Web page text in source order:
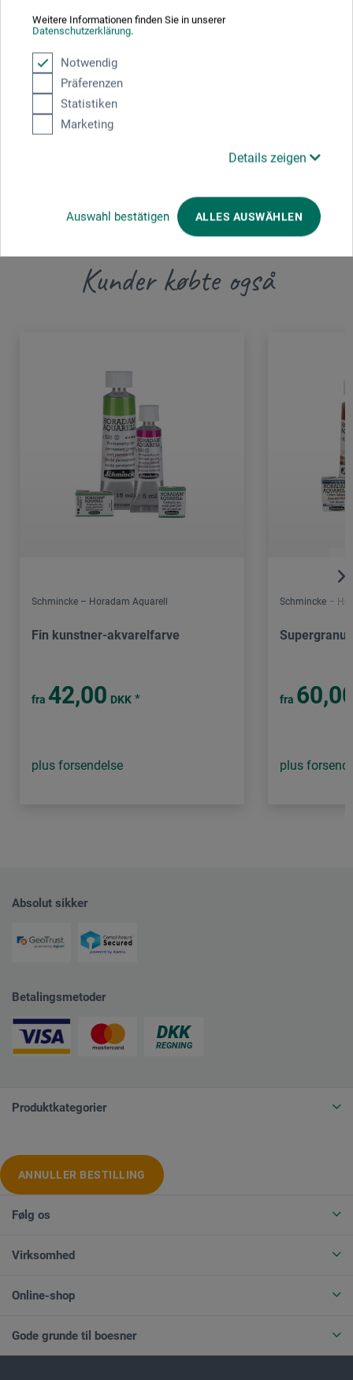
Weitere Informationen finden Sie in unserer
Datenschutzerklärung.
Notwendig
Präferenzen
Statistiken
Marketing
Details zeigen
Auswahl bestätigen ALLES AUSWÄHLEN
produkt.
boesner GmbH holding + innovations
Gewerkenstr. 2
58456 Witten
Kunder købte også
Schmincke – Horadam Aquarell
Fin kunstner-akvarelfarve
fra 42,00 DKK *
plus forsendelse
Schmincke –
fra
plus
Absolut sikker
Betalingsmetoder
Produktkategorier
ANNULLER BESTILLING
Følg os
Virksomhed
Online-shop
Gode grunde til boesner